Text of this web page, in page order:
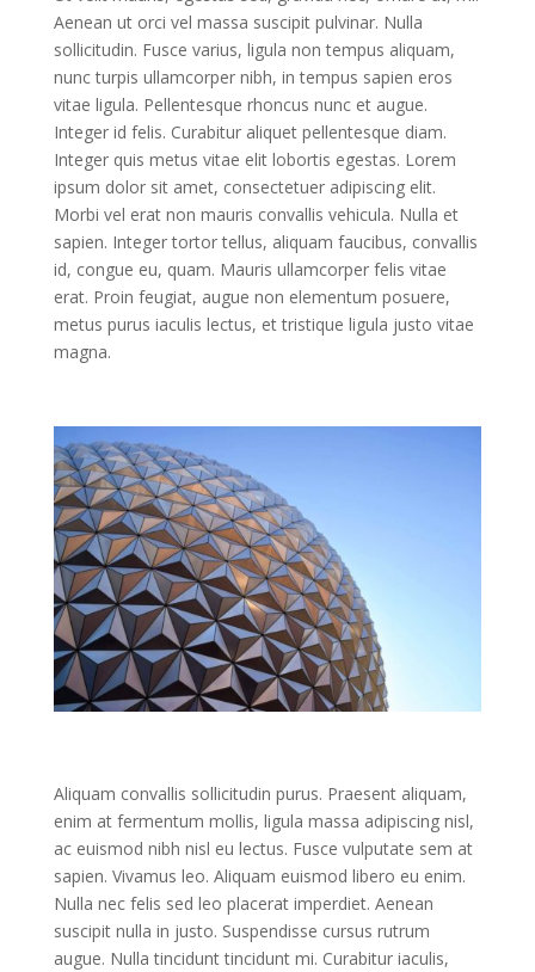
Aenean ut orci vel massa suscipit pulvinar. Nulla
sollicitudin. Fusce varius, ligula non tempus aliquam,
nunc turpis ullamcorper nibh, in tempus sapien eros
vitae ligula. Pellentesque rhoncus nunc et augue.
Integer id felis. Curabitur aliquet pellentesque diam.
Integer quis metus vitae elit lobortis egestas. Lorem
ipsum dolor sit amet, consectetuer adipiscing elit.
Morbi vel erat non mauris convallis vehicula. Nulla et
sapien. Integer tortor tellus, aliquam faucibus, convallis
id, congue eu, quam. Mauris ullamcorper felis vitae
erat. Proin feugiat, augue non elementum posuere,
metus purus iaculis lectus, et tristique ligula justo vitae
magna.
Aliquam convallis sollicitudin purus. Praesent aliquam,
enim at fermentum mollis, ligula massa adipiscing nisl,
ac euismod nibh nisl eu lectus. Fusce vulputate sem at
sapien. Vivamus leo. Aliquam euismod libero eu enim.
Nulla nec felis sed leo placerat imperdiet. Aenean
suscipit nulla in justo. Suspendisse cursus rutrum
augue. Nulla tincidunt tincidunt mi. Curabitur iaculis,